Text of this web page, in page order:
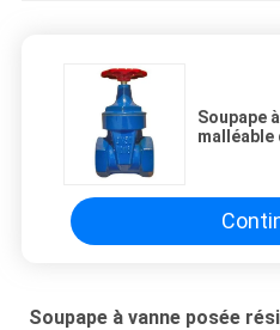
Soupape
Soupape à vanne posée